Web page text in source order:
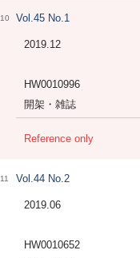
10 Vol.45 No.1
2019.12
HW0010996
開架・雑誌
Reference only
11 Vol.44 No.2
2019.06
HW0010652